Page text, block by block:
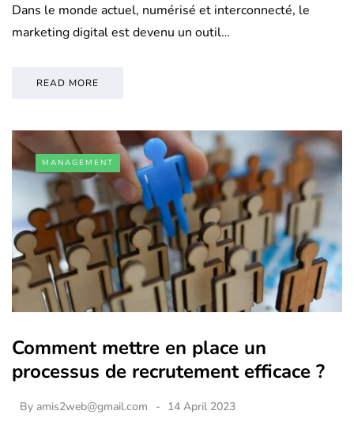
Dans le monde actuel, numérisé et interconnecté, le
marketing digital est devenu un outil…
READ MORE
MANAGEMENT
Comment mettre en place un
processus de recrutement efficace ?
By amis2web@gmail.com 14 April 2023